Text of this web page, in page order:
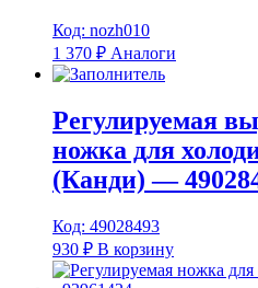
Код: nozh010
1 370 ₽ Аналоги
Регулируемая
ножка для
(Канди) —
Код: 49028493
930 ₽ В корзину